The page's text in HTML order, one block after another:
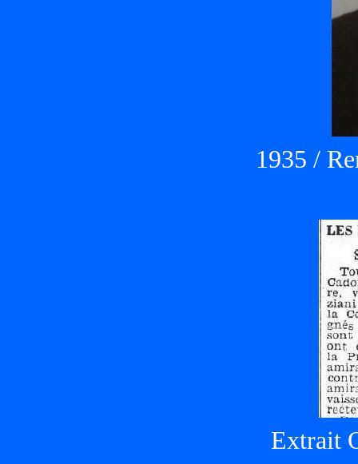
1935 /
Extrait